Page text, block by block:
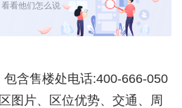
看他们怎么说
含售楼处电话:400-666-050
图片、区位优势、交通、周